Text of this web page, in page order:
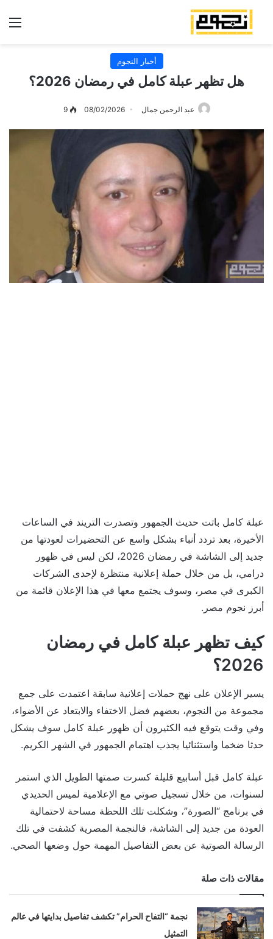
أخبار النجوم
هل تظهر عبلة كامل في رمضان 2026؟
عبد الرحمن جمال 08/02/2026
9
عبلة كامل باتت حديث الجمهور وتصدرت التريند في الساعات
الأخيرة، بعد تردد أنباء بشكل واسع عن التحضيرات لعودتها من
جديد إلى الشاشة في رمضان 2026، لكن ليس في ظهور
درامي، بل من خلال حملة إعلانية منتظرة لإحدى الشركات
الكبرى في مصر، وسوف يجتمع معها في هذا الإعلان قائمة من
أبرز نجوم مصر.
كيف تظهر عبلة كامل في رمضان
2026؟
يسير الإعلان على نهج حملات إعلانية سابقة اعتمدت على جمع
مجموعة من النجوم، بعضهم فضل الاختفاء والابتعاد عن الأضواء،
وفي وقت يتوقع فيه الكثيرون أن ظهور عبلة كامل سوف يشكل
حدثا ضخما واستثنائيا يجذب اهتمام الجمهور في الشهر الكريم.
عبلة كامل قبل أسابيع قليلة كسرت صمتها الطويل الذي استمر
لسنوات، من خلال تسجيل صوتي مع الإعلامية لميس الحديدي
في برنامج “الصورة”، وشكلت تلك اللحظة مساحة لاحتمالية
العودة من جديد إلى الشاشة، فالنجمة المصرية كشفت في تلك
الرسالة الصوتية عن بعض التفاصيل المهمة حول وضعها الصحي.
مقالات ذات صلة
نجمة “التفاح الحرام” تكشف تفاصيل بدايتها في عالم
التمثيل